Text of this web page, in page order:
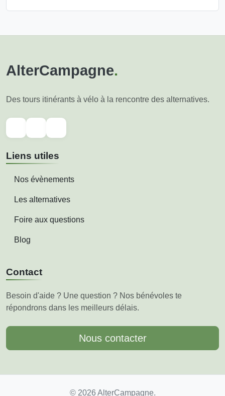
AlterCampagne.
Des tours itinérants à vélo à la rencontre des alternatives.
Liens utiles
Nos évènements
Les alternatives
Foire aux questions
Blog
Contact
Besoin d'aide ? Une question ? Nos bénévoles te
répondrons dans les meilleurs délais.
Nous contacter
© 2026 AlterCampagne.